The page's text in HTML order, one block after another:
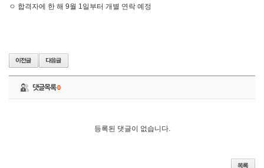
ㅇ 합격자에 한 해 9월 1일부터 개별 연락 예정
댓글목록0
등록된 댓글이 없습니다.